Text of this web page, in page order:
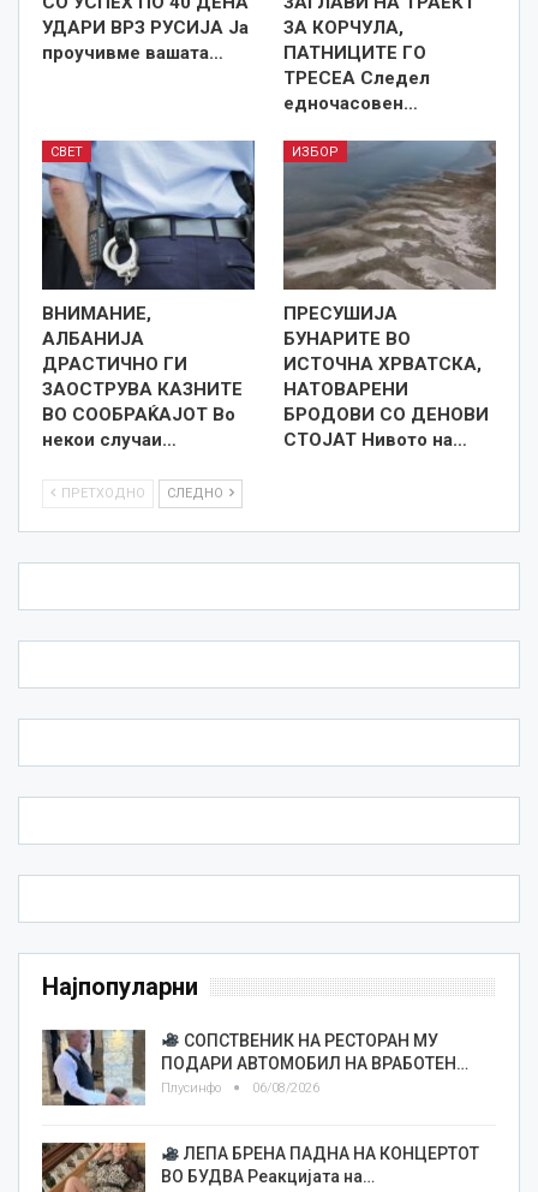
УДАРИ ВРЗ РУСИЈА Ја
проучивме вашата…
ЗА КОРЧУЛА,
ПАТНИЦИТЕ ГО
ТРЕСЕА Следел
едночасовен…
СВЕТ
ВНИМАНИЕ,
АЛБАНИЈА
ДРАСТИЧНО ГИ
ЗАОСТРУВА КАЗНИТЕ
ВО СООБРАЌАЈОТ Во
некои случаи…
ИЗБОР
ПРЕСУШИЈА
БУНАРИТЕ ВО
ИСТОЧНА ХРВАТСКА,
НАТОВАРЕНИ
БРОДОВИ СО ДЕНОВИ
СТОЈАТ Нивото на…
ПРЕТХОДНО СЛЕДНО
Најпопуларни
СОПСТВЕНИК НА РЕСТОРАН МУ
ПОДАРИ АВТОМОБИЛ НА ВРАБОТЕН…
Плусинфо 06/08/2026
ЛЕПА БРЕНА ПАДНА НА КОНЦЕРТОТ
ВО БУДВА Реакцијата на…